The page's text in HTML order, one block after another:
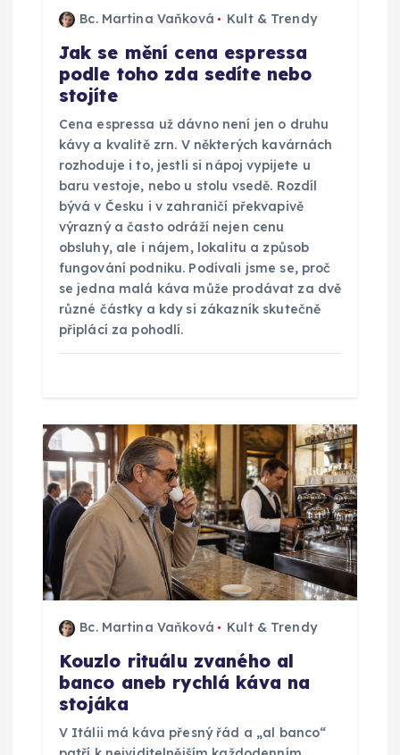
e
k
Bc. Martina Vaňková Kult & Trendy
Jak se mění cena espressa
podle toho zda sedíte nebo
stojíte
Cena espressa už dávno není jen o druhu
kávy a kvalitě zrn. V některých kavárnách
rozhoduje i to, jestli si nápoj vypijete u
baru vestoje, nebo u stolu vsedě. Rozdíl
bývá v Česku i v zahraničí překvapivě
výrazný a často odráží nejen cenu
obsluhy, ale i nájem, lokalitu a způsob
fungování podniku. Podívali jsme se, proč
se jedna malá káva může prodávat za dvě
různé částky a kdy si zákazník skutečně
připlácí za pohodlí.
Bc. Martina Vaňková Kult & Trendy
Kouzlo rituálu zvaného al
banco aneb rychlá káva na
stojáka
V Itálii má káva přesný řád a „al banco“